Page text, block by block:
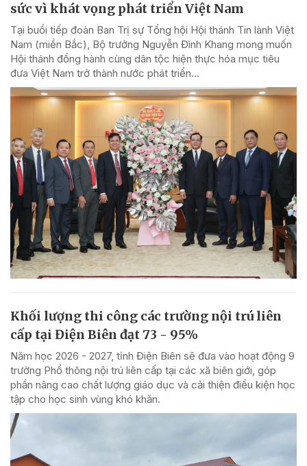
sức vì khát vọng phát triển Việt Nam
Tại buổi tiếp đoàn Ban Trị sự Tổng hội Hội thánh Tin lành Việt
Nam (miền Bắc), Bộ trưởng Nguyễn Đình Khang mong muốn
Hội thánh đồng hành cùng dân tộc hiện thực hóa mục tiêu
đưa Việt Nam trở thành nước phát triển...
Khối lượng thi công các trường nội trú liên
cấp tại Điện Biên đạt 73 - 95%
Năm học 2026 - 2027, tỉnh Điện Biên sẽ đưa vào hoạt động 9
trường Phổ thông nội trú liên cấp tại các xã biên giới, góp
phần nâng cao chất lượng giáo dục và cải thiện điều kiện học
tập cho học sinh vùng khó khăn.